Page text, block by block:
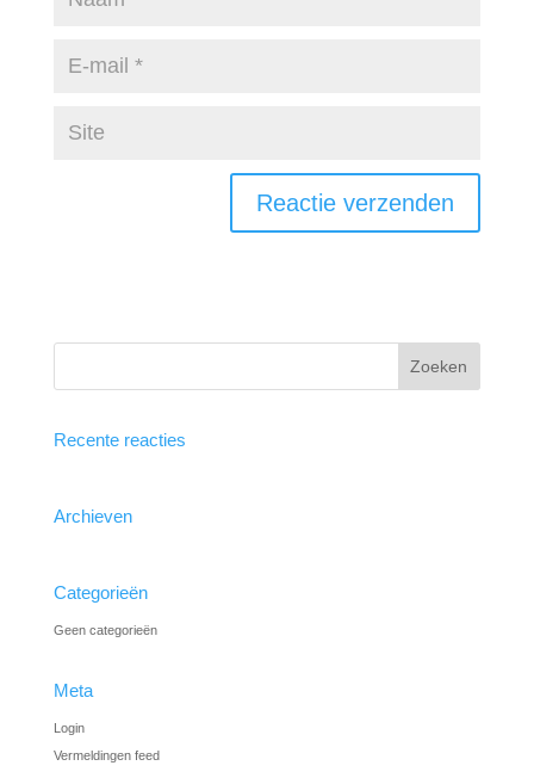
Recente reacties
Archieven
Categorieën
Geen categorieën
Meta
Login
Vermeldingen feed